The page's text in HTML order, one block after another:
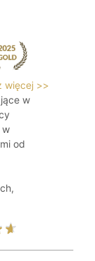
więcej >>
w
w
od